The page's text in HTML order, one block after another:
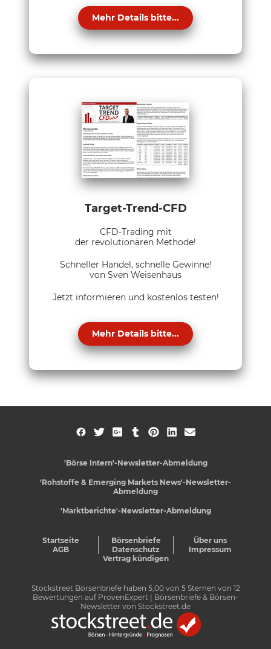
Mehr Details bitte...
Target-Trend-CFD
CFD-Trading mit
der revolutionären Methode!
Schneller Handel, schnelle Gewinne!
von Sven Weisenhaus
Jetzt informieren und kostenlos testen!
Mehr Details bitte...
'Börse Intern'-Newsletter-Abmeldung
'Rohstoffe & Emerging Markets News'-Newsletter-
Abmeldung
'Marktberichte'-Newsletter-Abmeldung
Startseite Börsenbriefe
Über uns
AGB
Datenschutz
Impressum
Vertrag kündigen
Stockstreet Börsenbriefe haben 5,00von 5Sternen von 12
Bewertungen auf ProvenExpert
| Börsenbriefe & Börsen-
Newsletter von Stockstreet.de